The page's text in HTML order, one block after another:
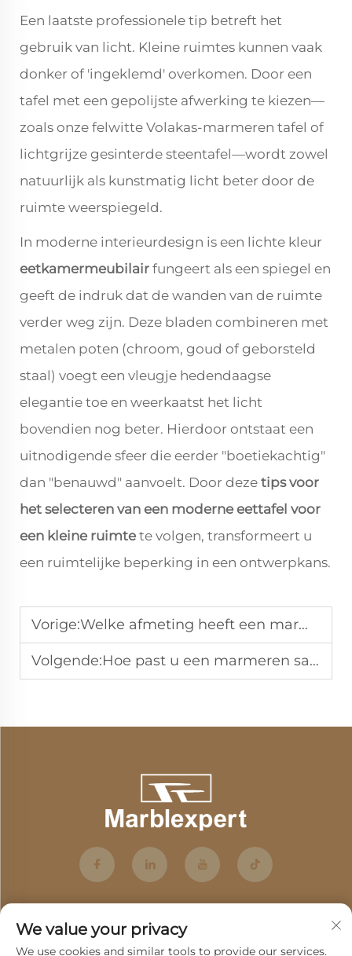
Een laatste professionele tip betreft het
gebruik van licht. Kleine ruimtes kunnen vaak
donker of 'ingeklemd' overkomen. Door een
tafel met een gepolijste afwerking te kiezen—
zoals onze felwitte Volakas-marmeren tafel of
lichtgrijze gesinterde steentafel—wordt zowel
natuurlijk als kunstmatig licht beter door de
ruimte weerspiegeld.
In moderne interieurdesign is een lichte kleur
eetkamermeubilair fungeert als een spiegel en
geeft de indruk dat de wanden van de ruimte
verder weg zijn. Deze bladen combineren met
metalen poten (chroom, goud of geborsteld
staal) voegt een vleugje hedendaagse
elegantie toe en weerkaatst het licht
bovendien nog beter. Hierdoor ontstaat een
uitnodigende sfeer die eerder "boetiekachtig"
dan "benauwd" aanvoelt. Door deze tips voor
het selecteren van een moderne eettafel voor
een kleine ruimte te volgen, transformeert u
een ruimtelijke beperking in een ontwerpkans.
Vorige:Welke afmeting heeft een marmeren rechthoekige eettafel voor 6 personen?
Volgende:Hoe past u een marmeren salontafelset aan uw woonstijl?
We value your privacy
We use cookies and similar tools to provide our services.